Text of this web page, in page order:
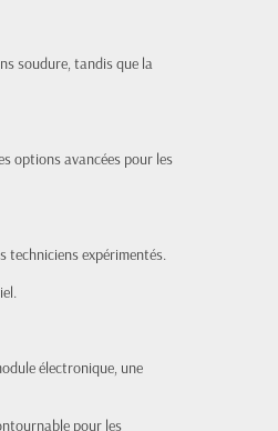
soudure, tandis que la
options avancées pour les
techniciens expérimentés.
électronique, une
pour les